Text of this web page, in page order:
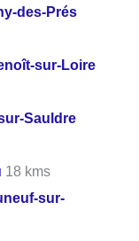
des-Prés
sur-Loire
Sauldre
18 kms
sur-